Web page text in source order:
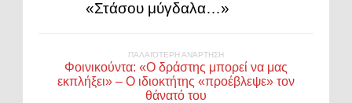
«Στάσου μύγδαλα…»
ΠΑΛΑΙΌΤΕΡΗ ΑΝΆΡΤΗΣΗ
Φοινικούντα: «Ο δράστης μπορεί να μας
εκπλήξει» – Ο ιδιοκτήτης «προέβλεψε» τον
θάνατό του